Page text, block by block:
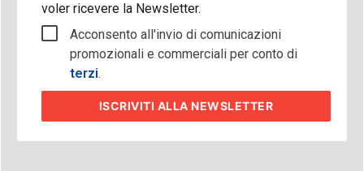
voler ricevere la Newsletter.
Acconsento all'invio di comunicazioni
promozionali e commerciali per conto di
terzi.
ISCRIVITI ALLA NEWSLETTER